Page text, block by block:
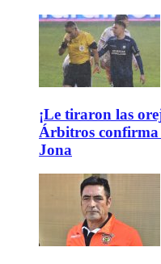
¡Le tiraron las
Árbitros confirma
Jona